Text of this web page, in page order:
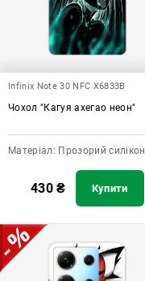
Infinix Note 30 NFC X6833B
Чохол "Кагуя ахегао неон"
Матеріал: Прозорий силікон
430₴ Купити